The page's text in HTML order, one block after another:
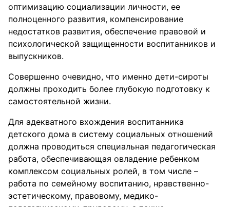
оптимизацию социализации личности, ее
полноценного развития, компенсирование
недостатков развития, обеспечение правовой и
психологической защищенности воспитанников и
выпускников.
Совершенно очевидно, что именно дети-сироты
должны проходить более глубокую подготовку к
самостоятельной жизни.
Для адекватного вхождения воспитанника
детского дома в систему социальных отношений
должна проводиться специальная педагогическая
работа, обеспечивающая овладение ребенком
комплексом социальных ролей, в том числе –
работа по семейному воспитанию, нравственно-
эстетическому, правовому, медико-